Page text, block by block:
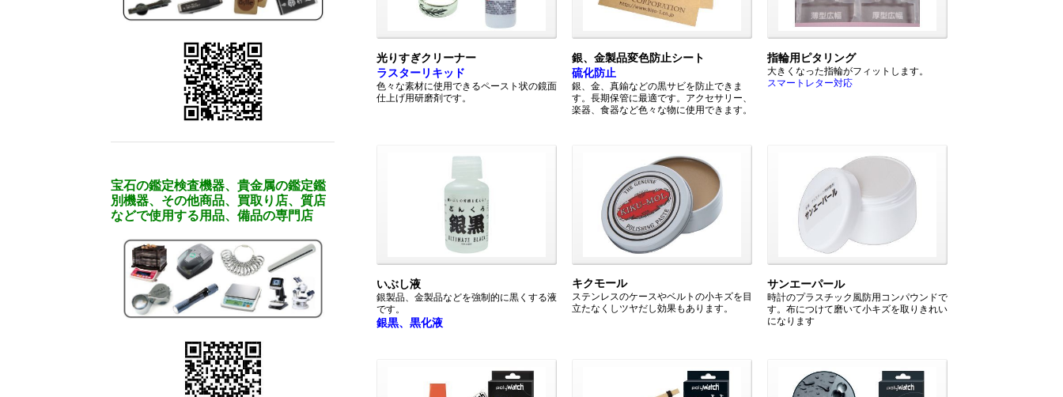
光りすぎクリーナー
ラスターリキッド
色々な素材に使用できるペースト状の鏡面
仕上げ用研磨剤です。
銀、金製品変色防止シート
硫化防止
銀、金、真鍮などの黒サビを防止できま
す。長期保管に最適です。アクセサリー、
楽器、食器など色々な物に使用できます。
指輪用ピタリング
大きくなった指輪がフィットします。
スマートレター対応
いぶし液
銀製品、金製品などを強制的に黒くする液
です。
銀黒、黒化液
キクモール
ステンレスのケースやベルトの小キズを目
立たなくしツヤだし効果もあります。
サンエーパール
時計のプラスチック風防用コンパウンドで
す。布につけて磨いて小キズを取りきれい
になります
宝石の鑑定検査機器、貴金属の鑑定鑑
別機器、その他商品、買取り店、質店
などで使用する用品、備品の専門店